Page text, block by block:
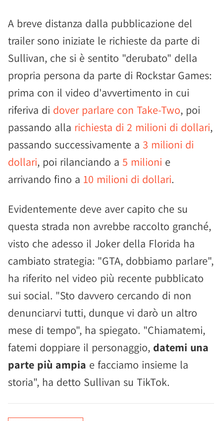
A breve distanza dalla pubblicazione del
trailer sono iniziate le richieste da parte di
Sullivan, che si è sentito "derubato" della
propria persona da parte di Rockstar Games:
prima con il video d'avvertimento in cui
riferiva di dover parlare con Take-Two, poi
passando alla richiesta di 2 milioni di dollari,
passando successivamente a 3 milioni di
dollari, poi rilanciando a 5 milioni e
arrivando fino a 10 milioni di dollari.
Evidentemente deve aver capito che su
questa strada non avrebbe raccolto granché,
visto che adesso il Joker della Florida ha
cambiato strategia: "GTA, dobbiamo parlare",
ha riferito nel video più recente pubblicato
sui social. "Sto davvero cercando di non
denunciarvi tutti, dunque vi darò un altro
mese di tempo", ha spiegato. "Chiamatemi,
fatemi doppiare il personaggio, datemi una
parte più ampia e facciamo insieme la
storia", ha detto Sullivan su TikTok.